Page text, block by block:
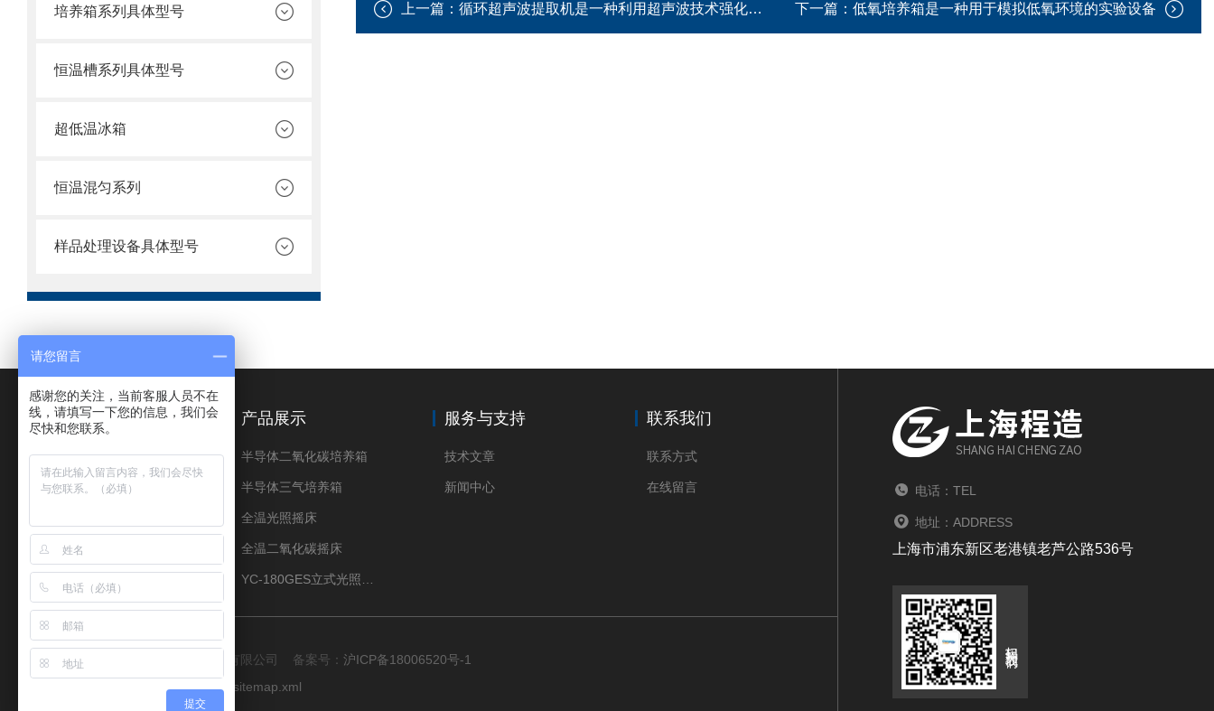
培养箱系列具体型号
恒温槽系列具体型号
超低温冰箱
恒温混匀系列
样品处理设备具体型号
上一篇： 循环超声波提取机是一种利用超声波技术强化天然产物提取效率的设备 下一篇： 低氧培养箱是一种用于模拟低氧环境的实验设备
关于我们
公司简介
荣誉资质
产品展示
半导体二氧化碳培养箱
半导体三气培养箱
全温光照摇床
全温二氧化碳摇床
服务与支持
技术文章
新闻中心
联系我们
联系方式
在线留言
版权所有 © 2026 上海程造仪器设备有限公司 备案号： 沪ICP备18006520号-1
管理登陆 sitemap.xml
电话：TEL
地址：ADDRESS
上海市浦东新区老港镇老芦公路536号
请您留言
感谢您的关注，当前客服人员不在
线，请填写一下您的信息，我们会
尽快和您联系。
提交